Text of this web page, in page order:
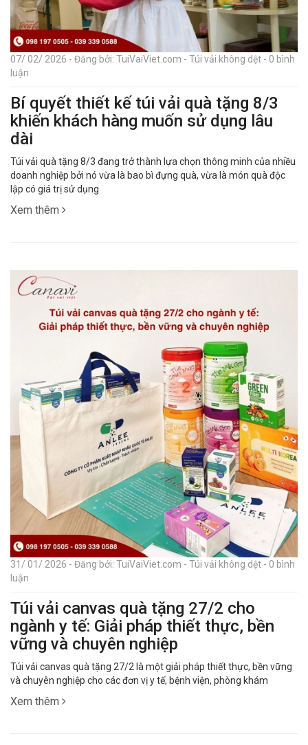
07/ 02/ 2026 - Đăng bởi: TuiVaiViet.com - Túi vải không dệt - 0 bình
luận
Bí quyết thiết kế túi vải quà tặng 8/3
khiến khách hàng muốn sử dụng lâu
dài
Túi vải quà tặng 8/3 đang trở thành lựa chọn thông minh của nhiều
doanh nghiệp bởi nó vừa là bao bì đựng quà, vừa là món quà độc
lập có giá trị sử dụng
Xem thêm
31/ 01/ 2026 - Đăng bởi: TuiVaiViet.com - Túi vải không dệt - 0 bình
luận
Túi vải canvas quà tặng 27/2 cho
ngành y tế: Giải pháp thiết thực, bền
vững và chuyên nghiệp
Túi vải canvas quà tặng 27/2 là một giải pháp thiết thực, bền vững
và chuyên nghiệp cho các đơn vị y tế, bệnh viện, phòng khám
Xem thêm